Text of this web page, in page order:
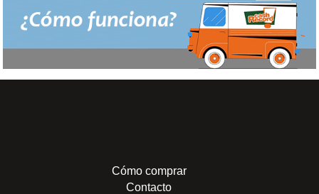
Cómo comprar
Contacto